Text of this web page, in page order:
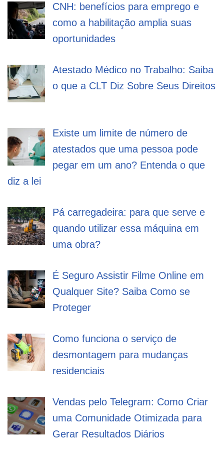
CNH: benefícios para emprego e
como a habilitação amplia suas
oportunidades
Atestado Médico no Trabalho: Saiba
o que a CLT Diz Sobre Seus Direitos
Existe um limite de número de
atestados que uma pessoa pode
pegar em um ano? Entenda o que
diz a lei
Pá carregadeira: para que serve e
quando utilizar essa máquina em
uma obra?
É Seguro Assistir Filme Online em
Qualquer Site? Saiba Como se
Proteger
Como funciona o serviço de
desmontagem para mudanças
residenciais
Vendas pelo Telegram: Como Criar
uma Comunidade Otimizada para
Gerar Resultados Diários